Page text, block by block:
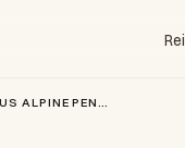
FERIENWOHNUNG "LUXUS ALPINE PENTHOUSE" - NEU MÖBLIERT